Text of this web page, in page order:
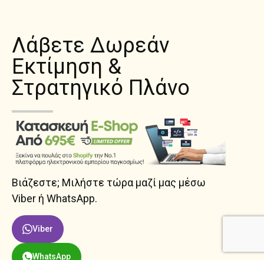
Λάβετε Δωρεάν
Εκτίμηση &
Στρατηγικό Πλάνο
Βιάζεστε; Μιλήστε τώρα μαζί μας μέσω
Viber ή WhatsApp.
Viber
WhatsApp